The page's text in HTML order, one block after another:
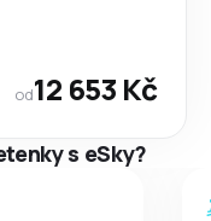
od12 653 Kč
s eSky?